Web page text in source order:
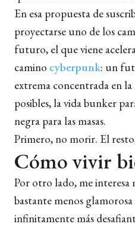
En esa propuesta de
proyectarse uno de los
futuro, el que viene
camino cyberpunk: un
extrema concentrada en
posibles, la vida bunker
negra para las masas.
Primero, no morir. El
Cómo vivir
Por otro lado, me
bastante menos
infinitamente más